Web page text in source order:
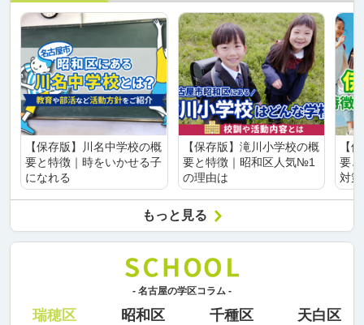
【保存版】川名中学校の概
要と特徴｜時をいかせる子
になれる
【保存版】滝川小学校の概
要と特徴｜昭和区人気№1
の理由は
【
要
対
もっと見る
- 名古屋の学区コラム -
瑞穂区 昭和区 千種区 天白区